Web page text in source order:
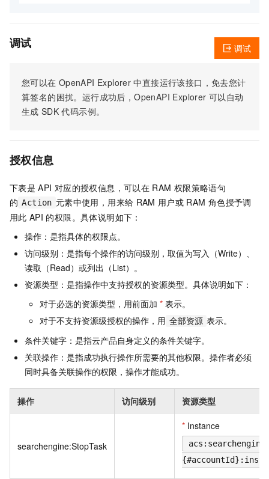
调试
您可以在 OpenAPI Explorer 中直接运行该接口，免去您计
算签名的困扰。运行成功后，OpenAPI Explorer 可以自动
生成 SDK 代码示例。
调试
授权信息
下表是 API 对应的授权信息，可以在 RAM 权限策略语句
的 Action 元素中使用，用来给 RAM 用户或 RAM 角色授予调
用此 API 的权限。具体说明如下：
操作：是指具体的权限点。
访问级别：是指每个操作的访问级别，取值为写入（Write）、
读取（Read）或列出（List）。
资源类型：是指操作中支持授权的资源类型。具体说明如下：
对于必选的资源类型，用前面加 * 表示。
对于不支持资源级授权的操作，用 全部资源 表示。
条件关键字：是指云产品自身定义的条件关键字。
关联操作：是指成功执行操作所需要的其他权限。操作者必须
同时具备关联操作的权限，操作才能成功。
操作 访问级别 资源类型
searchengine:StopTask
* Instance